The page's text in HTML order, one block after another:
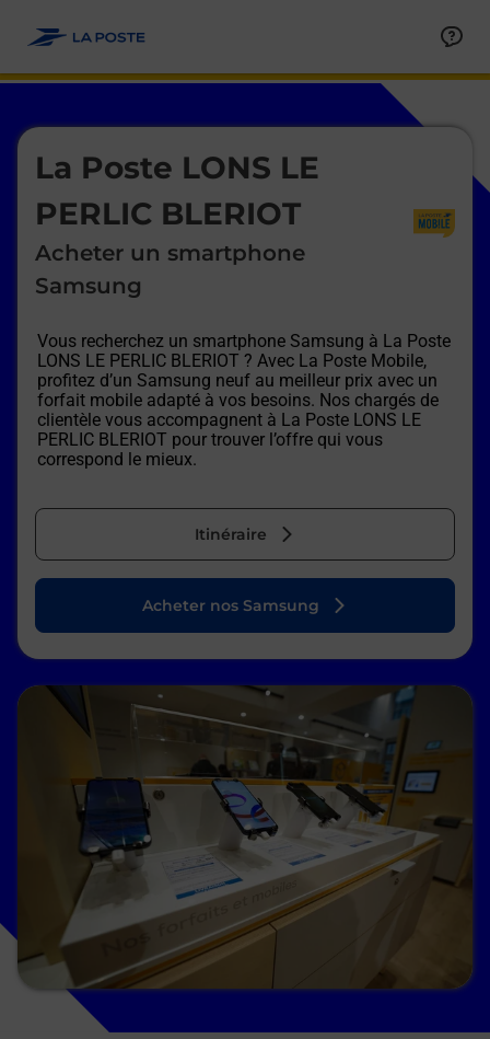
La Poste LONS LE
PERLIC BLERIOT
Acheter un smartphone
Samsung
Vous recherchez un smartphone Samsung à La Poste
LONS LE PERLIC BLERIOT ? Avec La Poste Mobile,
profitez d’un Samsung neuf au meilleur prix avec un
forfait mobile adapté à vos besoins. Nos chargés de
clientèle vous accompagnent à La Poste LONS LE
PERLIC BLERIOT pour trouver l’offre qui vous
correspond le mieux.
Itinéraire
Le lien s'ouvre dans un nouvel onglet
Acheter nos Samsung